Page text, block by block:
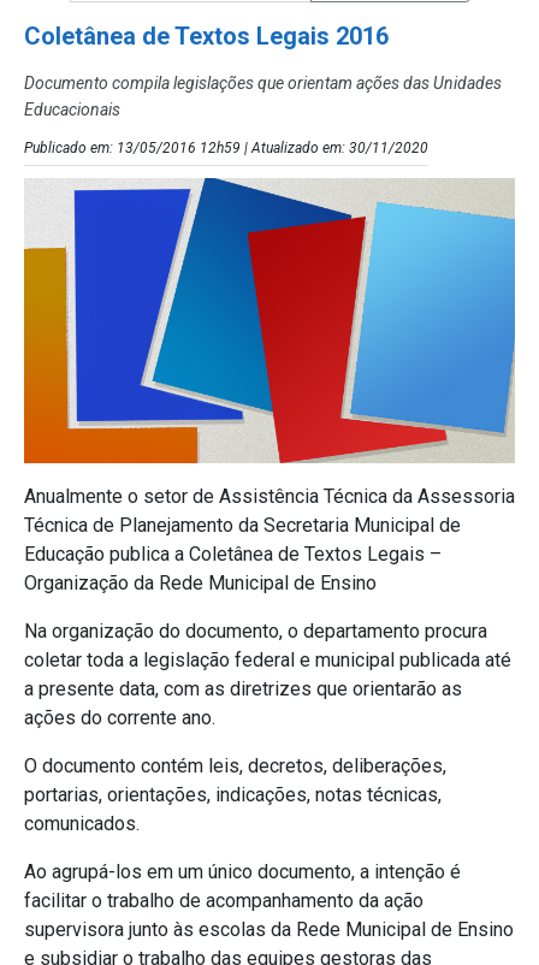
Coletânea de Textos Legais 2016
Documento compila legislações que orientam ações das Unidades
Educacionais
Publicado em: 13/05/2016 12h59 | Atualizado em: 30/11/2020
Anualmente o setor de Assistência Técnica da Assessoria
Técnica de Planejamento da Secretaria Municipal de
Educação publica a Coletânea de Textos Legais –
Organização da Rede Municipal de Ensino
Na organização do documento, o departamento procura
coletar toda a legislação federal e municipal publicada até
a presente data, com as diretrizes que orientarão as
ações do corrente ano.
O documento contém leis, decretos, deliberações,
portarias, orientações, indicações, notas técnicas,
comunicados.
Ao agrupá-los em um único documento, a intenção é
facilitar o trabalho de acompanhamento da ação
supervisora junto às escolas da Rede Municipal de Ensino
e subsidiar o trabalho das equipes gestoras das